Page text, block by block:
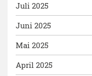
Juli 2025
Juni 2025
Mai 2025
April 2025